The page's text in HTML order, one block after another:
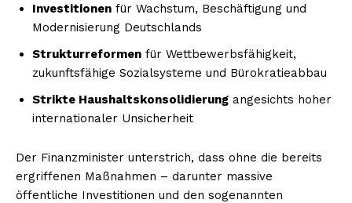
Investitionen für Wachstum, Beschäftigung und
Modernisierung Deutschlands
Strukturreformen für Wettbewerbsfähigkeit,
zukunftsfähige Sozialsysteme und Bürokratieabbau
Strikte Haushaltskonsolidierung angesichts hoher
internationaler Unsicherheit
Der Finanzminister unterstrich, dass ohne die bereits
ergriffenen Maßnahmen – darunter massive
öffentliche Investitionen und den sogenannten